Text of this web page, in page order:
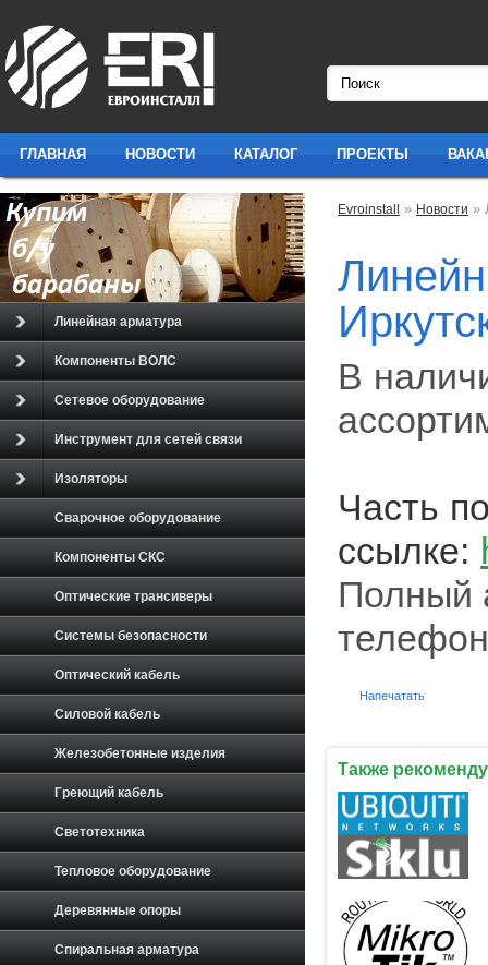
ГЛАВНАЯ НОВОСТИ КАТАЛОГ ПРОЕКТЫ
Evroinstall » Новости »
В
Часть
ссылке:
Полный
Напечатать
Также
Линейная арматура
Компоненты ВОЛС
Сетевое оборудование
Инструмент для сетей связи
Изоляторы
Сварочное оборудование
Компоненты СКС
Оптические трансиверы
Системы безопасности
Оптический кабель
Силовой кабель
Железобетонные изделия
Греющий кабель
Светотехника
Тепловое оборудование
Деревянные опоры
Спиральная арматура